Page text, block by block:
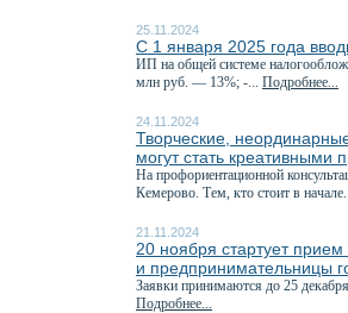
25.11.2024
С 1 января 2025 года
ИП на общей системе
млн руб. — 13%; -... Подробнее...
24.11.2024
Творческие,
могут стать креативными
На профориентационной
Кемерово. Тем, кто стоит в
21.11.2024
20 ноября стартует
и предпринимательницы
Заявки принимаются до 25
Подробнее...